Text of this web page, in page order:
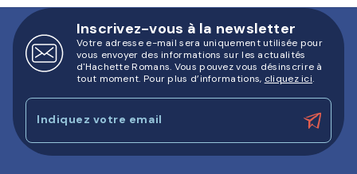
Inscrivez-vous à la newsletter
Votre adresse e-mail sera uniquement utilisée pour
vous envoyer des informations sur les actualités
d'Hachette Romans. Vous pouvez vous désinscrire à
tout moment. Pour plus d’informations, cliquez ici.
Indiquez votre email